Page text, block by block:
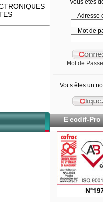
Vous êtes
Adresse
Mot de
Mot de
Vous êtes un
Elecdif-Pro